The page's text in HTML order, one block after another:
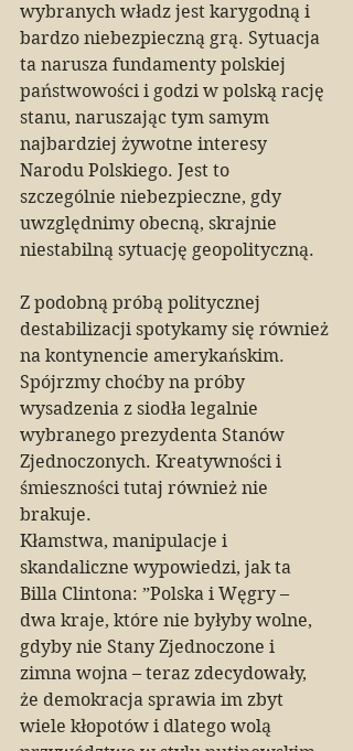
wybranych władz jest karygodną i
bardzo niebezpieczną grą. Sytuacja
ta narusza fundamenty polskiej
państwowości i godzi w polską rację
stanu, naruszając tym samym
najbardziej żywotne interesy
Narodu Polskiego. Jest to
szczególnie niebezpieczne, gdy
uwzględnimy obecną, skrajnie
niestabilną sytuację geopolityczną.
Z podobną próbą politycznej
destabilizacji spotykamy się również
na kontynencie amerykańskim.
Spójrzmy choćby na próby
wysadzenia z siodła legalnie
wybranego prezydenta Stanów
Zjednoczonych. Kreatywności i
śmieszności tutaj również nie
brakuje.
Kłamstwa, manipulacje i
skandaliczne wypowiedzi, jak ta
Billa Clintona: ”Polska i Węgry –
dwa kraje, które nie byłyby wolne,
gdyby nie Stany Zjednoczone i
zimna wojna – teraz zdecydowały,
że demokracja sprawia im zbyt
wiele kłopotów i dlatego wolą